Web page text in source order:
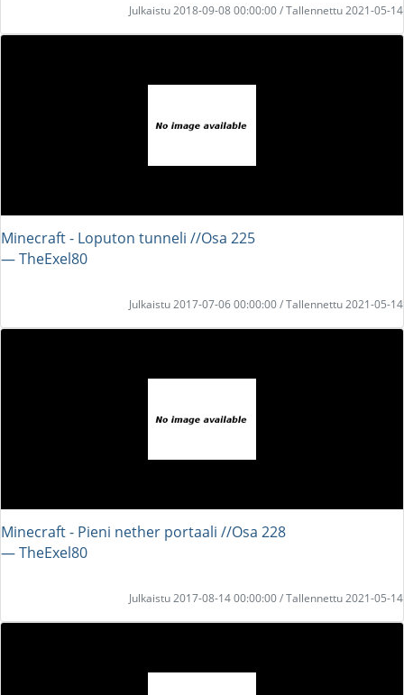
Julkaistu 2018-09-08 00:00:00 / Tallennettu 2021-05-14
Minecraft - Loputon tunneli //Osa 225
― TheExel80
Julkaistu 2017-07-06 00:00:00 / Tallennettu 2021-05-14
Minecraft - Pieni nether portaali //Osa 228
― TheExel80
Julkaistu 2017-08-14 00:00:00 / Tallennettu 2021-05-14